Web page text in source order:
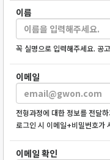
이름
꼭 실명으로 입력해주세요. 공
이메일
전형과정에 대한 정보를 전달
로그인 시 이메일+비밀번호가
이메일 확인